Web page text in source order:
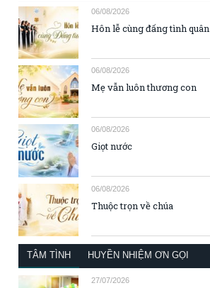
06/08/2026
Hôn lễ cùng đấng tình quân
06/08/2026
Mẹ vẫn luôn thương con
06/08/2026
Giọt nước
06/08/2026
Thuộc trọn về chúa
TÂM TÌNH HUYỀN NHIỆM ƠN GỌI
27/07/2026